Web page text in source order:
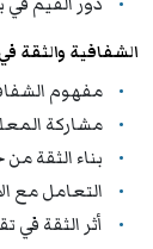
الشفافية والثقة
مفهوم
مشاركة
بناء الثقة
التعامل مع
أثر الثقة في